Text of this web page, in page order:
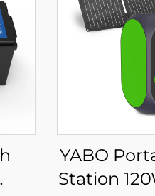
YABO
Station